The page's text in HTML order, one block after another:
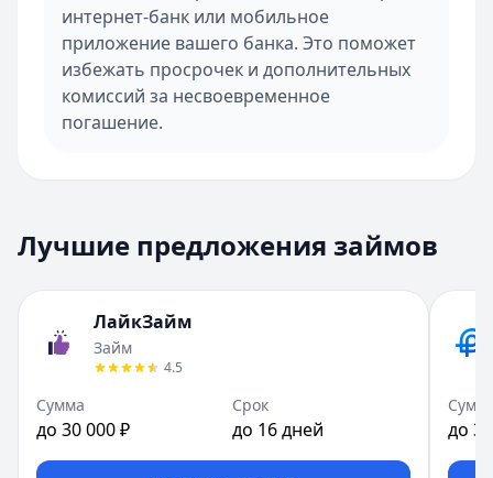
интернет-банк или мобильное
приложение вашего банка. Это поможет
избежать просрочек и дополнительных
комиссий за несвоевременное
погашение.
Лучшие предложения займов
ЛайкЗайм
Займ
4.5
Сумма
до 30 000 ₽
Срок
до 16 дней до